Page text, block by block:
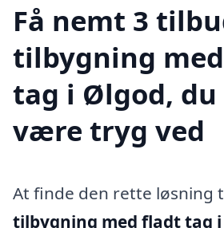
Få nemt 3
tilbygning
tag i Ølgod, du
være tryg ved
At finde den rette løsning
tilbygning med fladt tag